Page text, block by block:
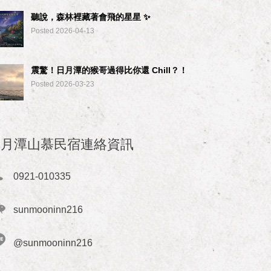
聽說，森林裡藏著會飛的星星 ✨
Posted 2026-04-13
震驚！日月潭的猴哥過得比你還 Chill？！
Posted 2026-03-23
潭山慕民宿連絡資訊
0921-010335
sunmooninn216
@sunmooninn216